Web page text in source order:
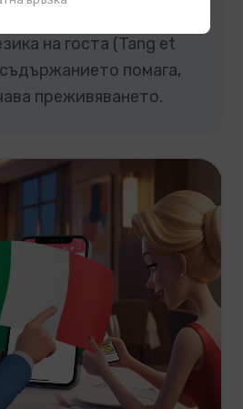
на госта (Tang et
помага,
преживяването.